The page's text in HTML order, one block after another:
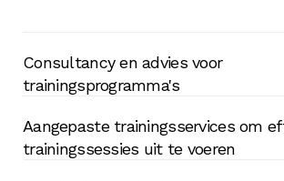
Consultancy en advies voor
trainingsprogramma's
Aangepaste trainingsservices om
trainingssessies uit te voeren